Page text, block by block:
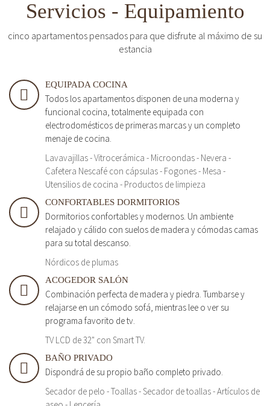
Servicios - Equipamiento
cinco apartamentos pensados para que disfrute al máximo de su
estancia
EQUIPADA COCINA
Todos los apartamentos disponen de una moderna y
funcional cocina, totalmente equipada con
electrodomésticos de primeras marcas y un completo
menaje de cocina.
Lavavajillas - Vitrocerámica - Microondas - Nevera -
Cafetera Nescafé con cápsulas - Fogones - Mesa -
Utensilios de cocina - Productos de limpieza
CONFORTABLES DORMITORIOS
Dormitorios confortables y modernos. Un ambiente
relajado y cálido con suelos de madera y cómodas camas
para su total descanso.
Nórdicos de plumas
ACOGEDOR SALÓN
Combinación perfecta de madera y piedra. Tumbarse y
relajarse en un cómodo sofá, mientras lee o ver su
programa favorito de tv.
TV LCD de 32" con Smart TV.
BAÑO PRIVADO
Dispondrá de su propio baño completo privado.
Secador de pelo - Toallas - Secador de toallas - Artículos de